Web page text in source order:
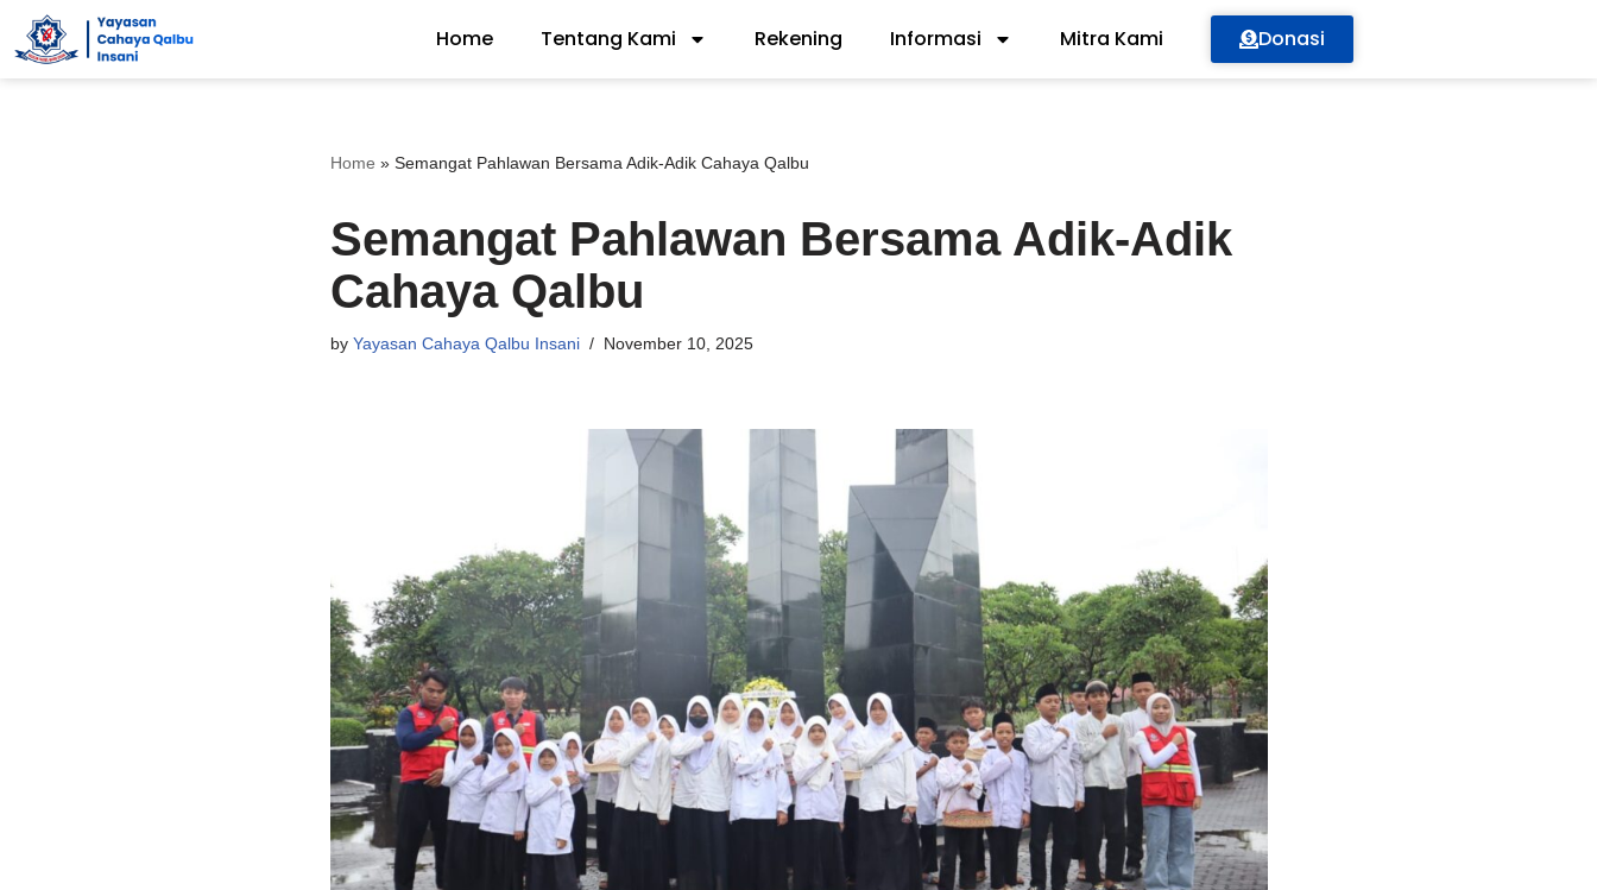
Skip
Home Tentang Kami Rekening Informasi Mitra Kami Donasi
Home » Semangat Pahlawan Bersama Adik-Adik Cahaya Qalbu
Semangat Pahlawan Bersama Adik-Adik
Cahaya Qalbu
by Yayasan Cahaya Qalbu Insani November 10, 2025